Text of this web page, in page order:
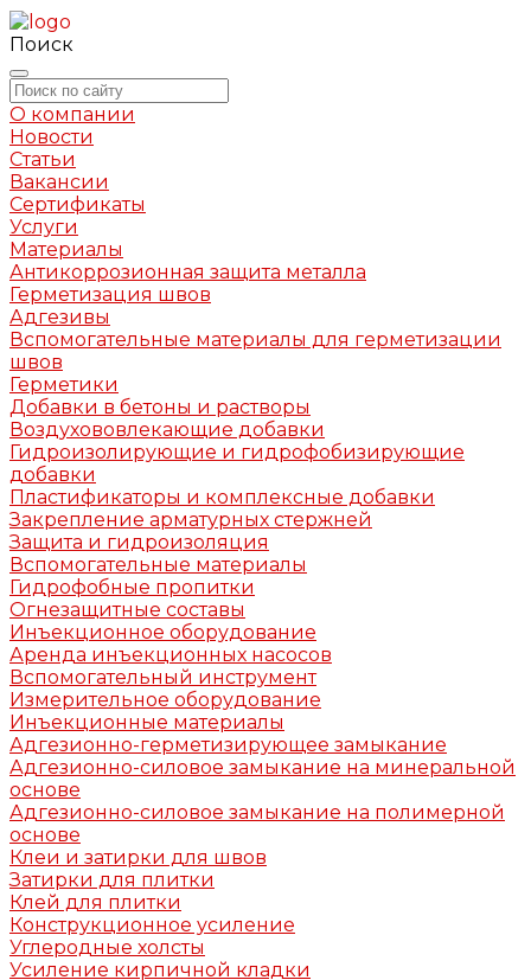
Поиск
О компании
Новости
Статьи
Вакансии
Сертификаты
Услуги
Материалы
Антикоррозионная защита металла
Герметизация швов
Адгезивы
Вспомогательные материалы для герметизации
швов
Герметики
Добавки в бетоны и растворы
Воздухововлекающие добавки
Гидроизолирующие и гидрофобизирующие
добавки
Пластификаторы и комплексные добавки
Закрепление арматурных стержней
Защита и гидроизоляция
Вспомогательные материалы
Гидрофобные пропитки
Огнезащитные составы
Инъекционное оборудование
Аренда инъекционных насосов
Вспомогательный инструмент
Измерительное оборудование
Инъекционные материалы
Адгезионно-герметизирующее замыкание
Адгезионно-силовое замыкание на минеральной
основе
Адгезионно-силовое замыкание на полимерной
основе
Клеи и затирки для швов
Затирки для плитки
Клей для плитки
Конструкционное усиление
Углеродные холсты
Усиление кирпичной кладки